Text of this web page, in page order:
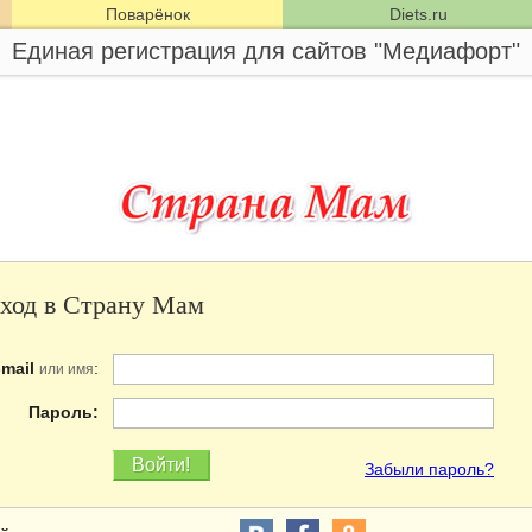
Поварёнок Diets.ru
Единая регистрация для сайтов "Медиафорт"
в Страну Мам
или имя:
Пароль:
Забыли пароль?